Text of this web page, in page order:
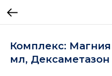
Комплекс: Магния
мл,